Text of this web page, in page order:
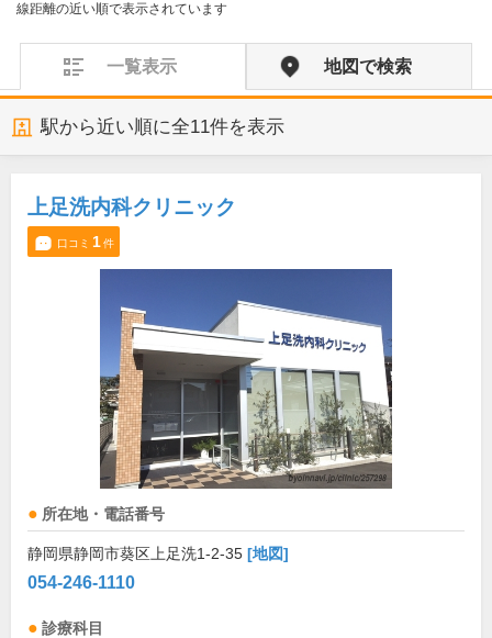
線距離の近い順で表示されています
一覧表示 地図で検索
駅から近い順に全11件を表示
上足洗内科クリニック
口コミ 1件
所在地・電話番号
静岡県静岡市葵区上足洗1-2-35 [地図]
054-246-1110
診療科目